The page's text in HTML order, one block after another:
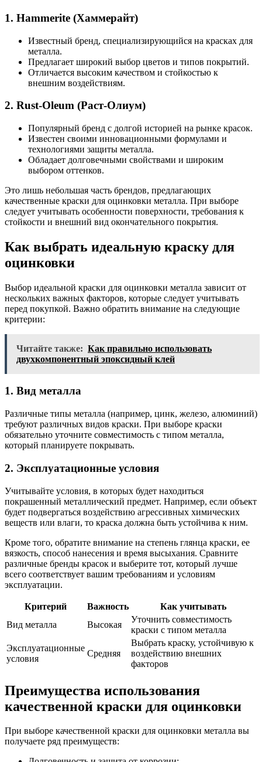
1. Hammerite (Хаммерайт)
Известный бренд, специализирующийся на красках для
металла.
Предлагает широкий выбор цветов и типов покрытий.
Отличается высоким качеством и стойкостью к
внешним воздействиям.
2. Rust-Oleum (Раст-Олиум)
Популярный бренд с долгой историей на рынке красок.
Известен своими инновационными формулами и
технологиями защиты металла.
Обладает долговечными свойствами и широким
выбором оттенков.
Это лишь небольшая часть брендов, предлагающих
качественные краски для оцинковки металла. При выборе
следует учитывать особенности поверхности, требования к
стойкости и внешний вид окончательного покрытия.
Как выбрать идеальную краску для
оцинковки
Выбор идеальной краски для оцинковки металла зависит от
нескольких важных факторов, которые следует учитывать
перед покупкой. Важно обратить внимание на следующие
критерии:
Читайте также: Как правильно использовать
двухкомпонентный эпоксидный клей
1. Вид металла
Различные типы металла (например, цинк, железо, алюминий)
требуют различных видов краски. При выборе краски
обязательно уточните совместимость с типом металла,
который планируете покрывать.
2. Эксплуатационные условия
Учитывайте условия, в которых будет находиться
покрашенный металлический предмет. Например, если объект
будет подвергаться воздействию агрессивных химических
веществ или влаги, то краска должна быть устойчива к ним.
Кроме того, обратите внимание на степень глянца краски, ее
вязкость, способ нанесения и время высыхания. Сравните
различные бренды красок и выберите тот, который лучше
всего соответствует вашим требованиям и условиям
эксплуатации.
Критерий Важность
Как учитывать
Вид металла
Высокая
Уточнить совместимость
краски с типом металла
Эксплуатационные
условия
Средняя
Выбрать краску, устойчивую к
воздействию внешних
факторов
Преимущества использования
качественной краски для оцинковки
При выборе качественной краски для оцинковки металла вы
получаете ряд преимуществ: